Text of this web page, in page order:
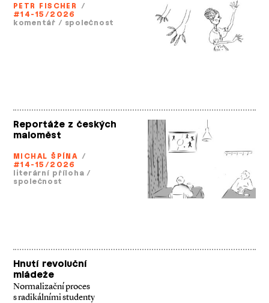
PETR FISCHER /
#14-15/2026
komentář / společnost
Reportáže z českých
maloměst
MICHAL ŠPÍNA /
#14-15/2026
literární příloha /
společnost
Hnutí revoluční
mládeže
Normalizační proces
s radikálními studenty